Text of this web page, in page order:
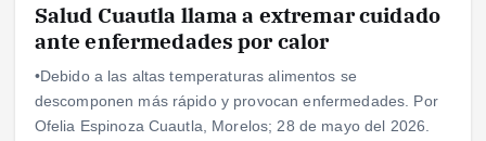
Salud Cuautla llama a extremar cuidado
ante enfermedades por calor
•Debido a las altas temperaturas alimentos se
descomponen más rápido y provocan enfermedades. Por
Ofelia Espinoza Cuautla, Morelos; 28 de mayo del 2026.